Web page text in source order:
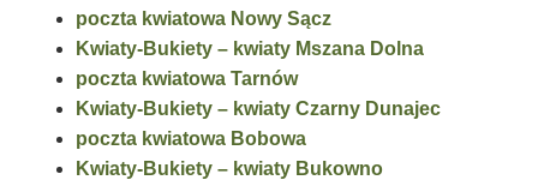
poczta kwiatowa Nowy Sącz
Kwiaty-Bukiety – kwiaty Mszana Dolna
poczta kwiatowa Tarnów
Kwiaty-Bukiety – kwiaty Czarny Dunajec
poczta kwiatowa Bobowa
Kwiaty-Bukiety – kwiaty Bukowno